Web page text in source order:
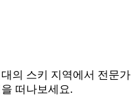
의 스키 지역에서 전문가
떠나보세요.